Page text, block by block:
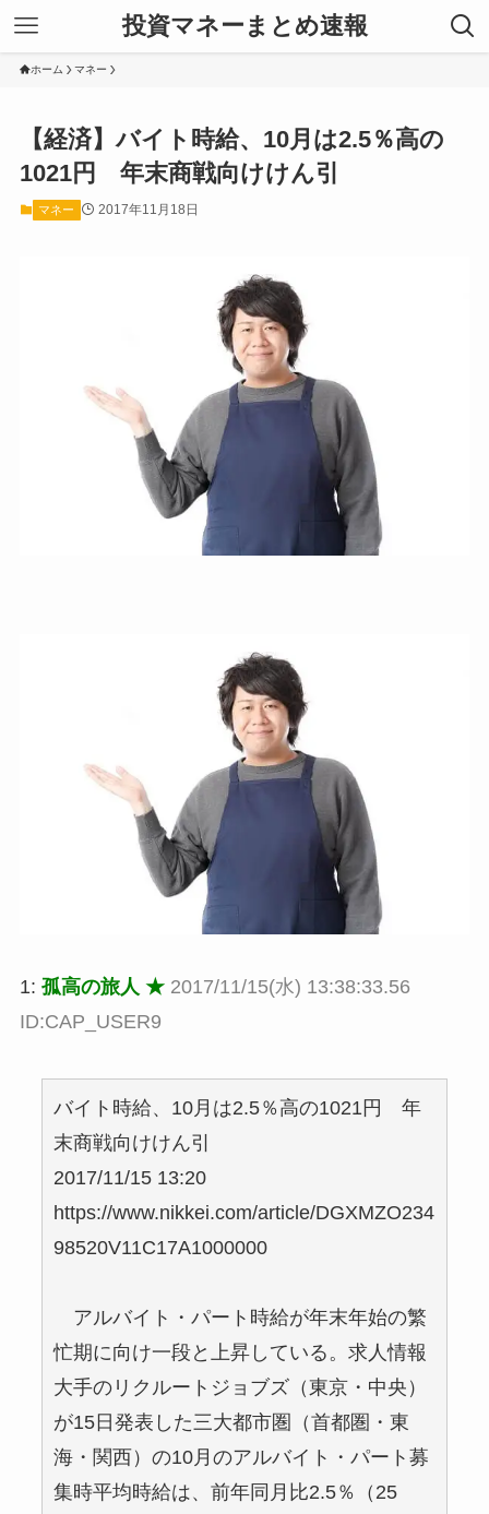
投資マネーまとめ速報
ホーム マネー
【経済】バイト時給、10月は2.5％高の
1021円 年末商戦向けけん引
マネー 2017年11月18日
1: 孤高の旅人 ★ 2017/11/15(水) 13:38:33.56
ID:CAP_USER9
バイト時給、10月は2.5％高の1021円 年
末商戦向けけん引
2017/11/15 13:20
https://www.nikkei.com/article/DGXMZO234
98520V11C17A1000000
アルバイト・パート時給が年末年始の繁
忙期に向け一段と上昇している。求人情報
大手のリクルートジョブズ（東京・中央）
が15日発表した三大都市圏（首都圏・東
海・関西）の10月のアルバイト・パート募
集時平均時給は、前年同月比2.5％（25